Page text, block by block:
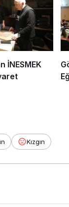
İNESMEK
Kızgın